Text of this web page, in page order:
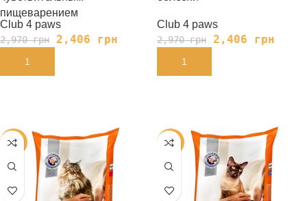
пищеварением
Club 4 paws
2,970грн 2,406 грн
В КОРЗИНУ
Club 4 paws
2,970грн 2,406 грн
В КОРЗИНУ
-19% -24%